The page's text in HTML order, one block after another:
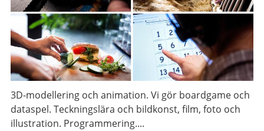
3D-modellering och animation. Vi gör boardgame och
dataspel. Teckningslära och bildkonst, film, foto och
illustration. Programmering....